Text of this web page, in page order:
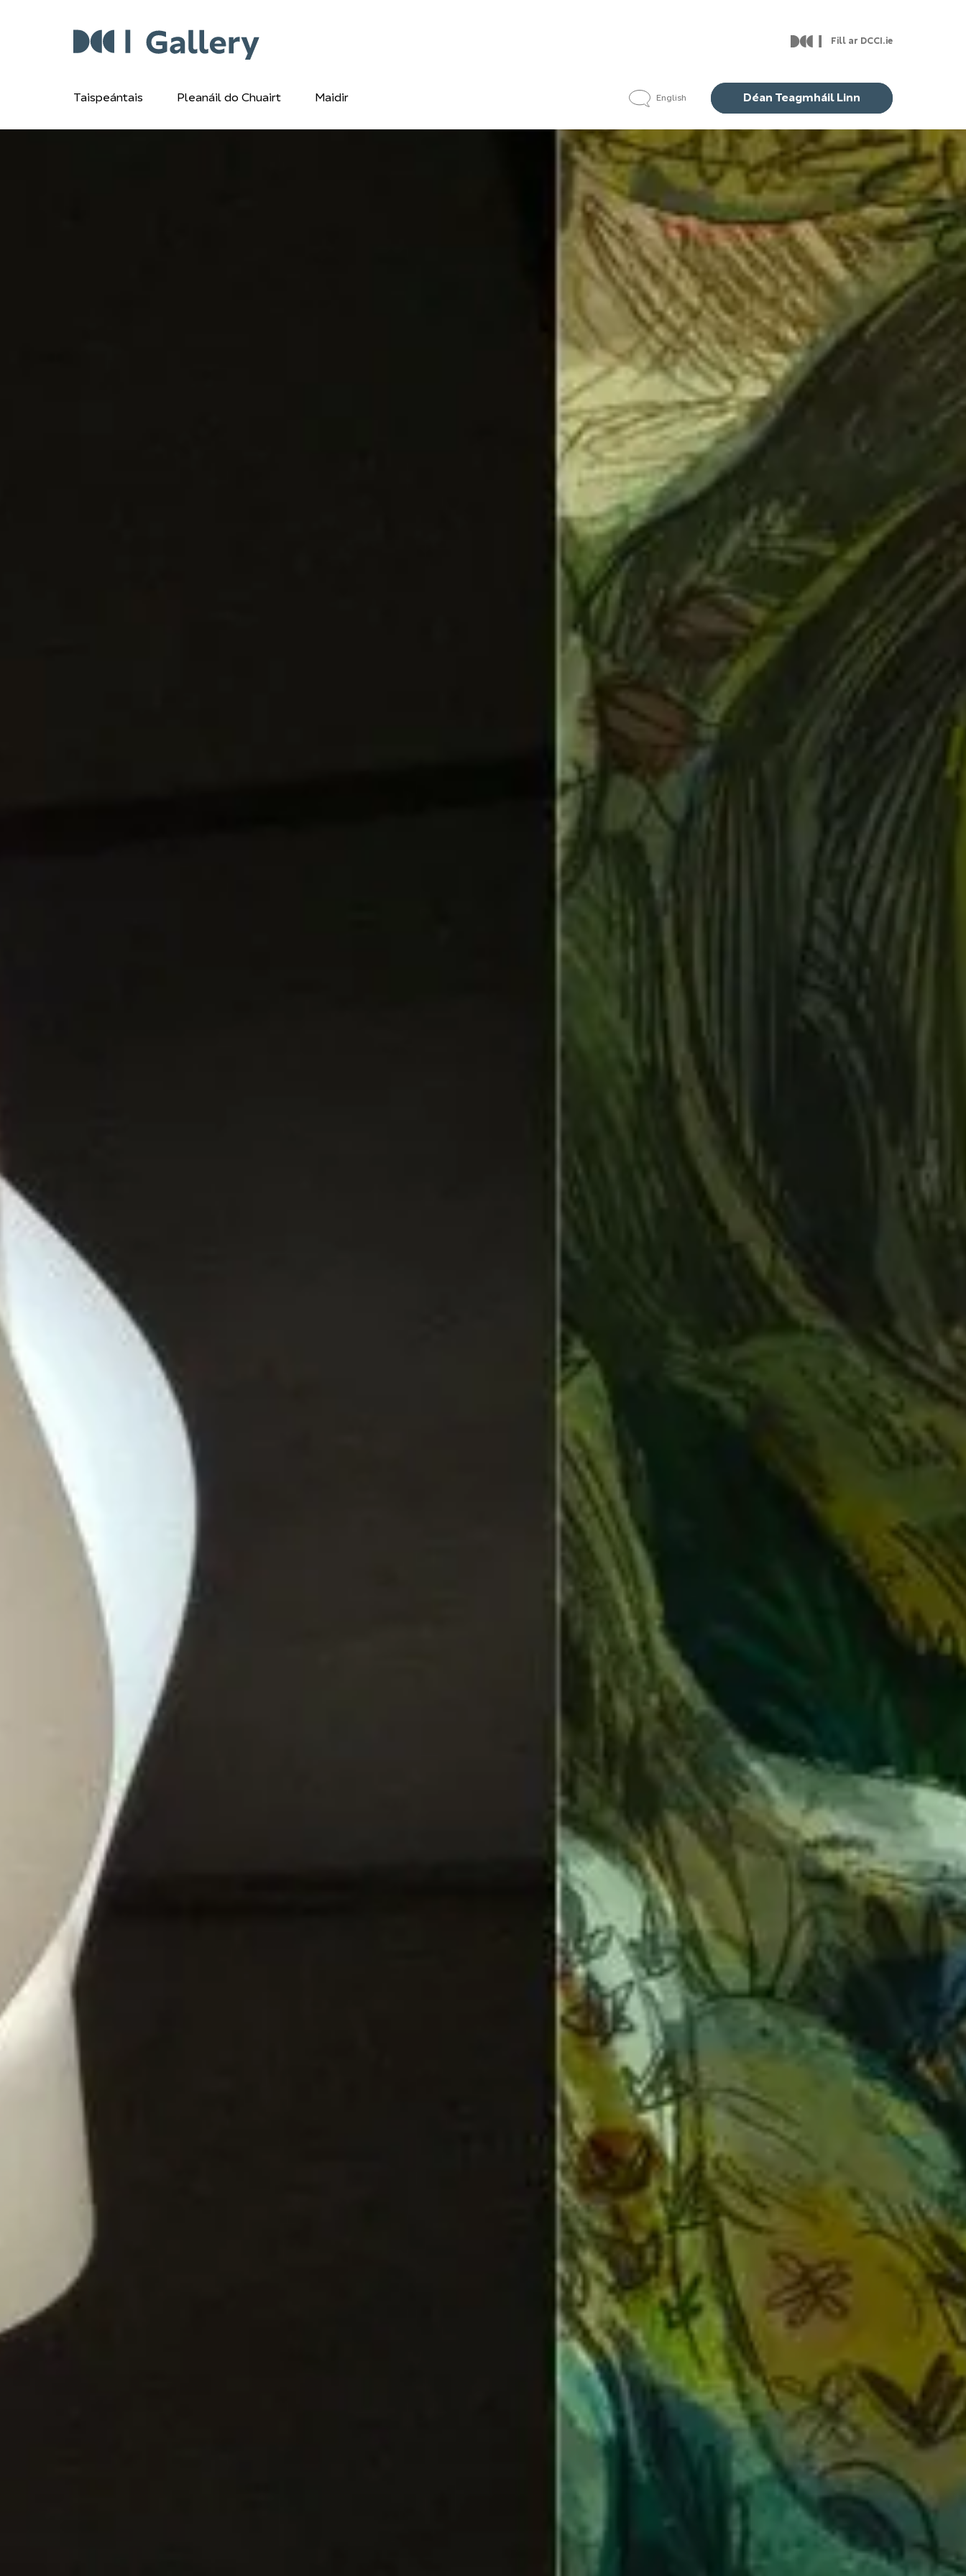
Fill ar DCCI.ie
Taispeántais Pleanáil do Chuairt Maidir English Déan Teagmháil Linn